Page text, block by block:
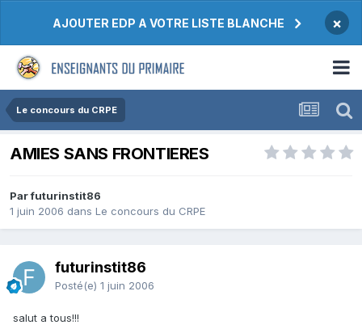
AJOUTER EDP A VOTRE LISTE BLANCHE ×
Le concours du CRPE
AMIES SANS FRONTIERES
Par futurinstit86
1 juin 2006 dans Le concours du CRPE
futurinstit86
Posté(e) 1 juin 2006
salut a tous!!!